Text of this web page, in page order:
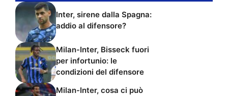
Inter, sirene dalla Spagna:
addio al difensore?
Milan-Inter, Bisseck fuori
per infortunio: le
condizioni del difensore
Milan-Inter, cosa ci può